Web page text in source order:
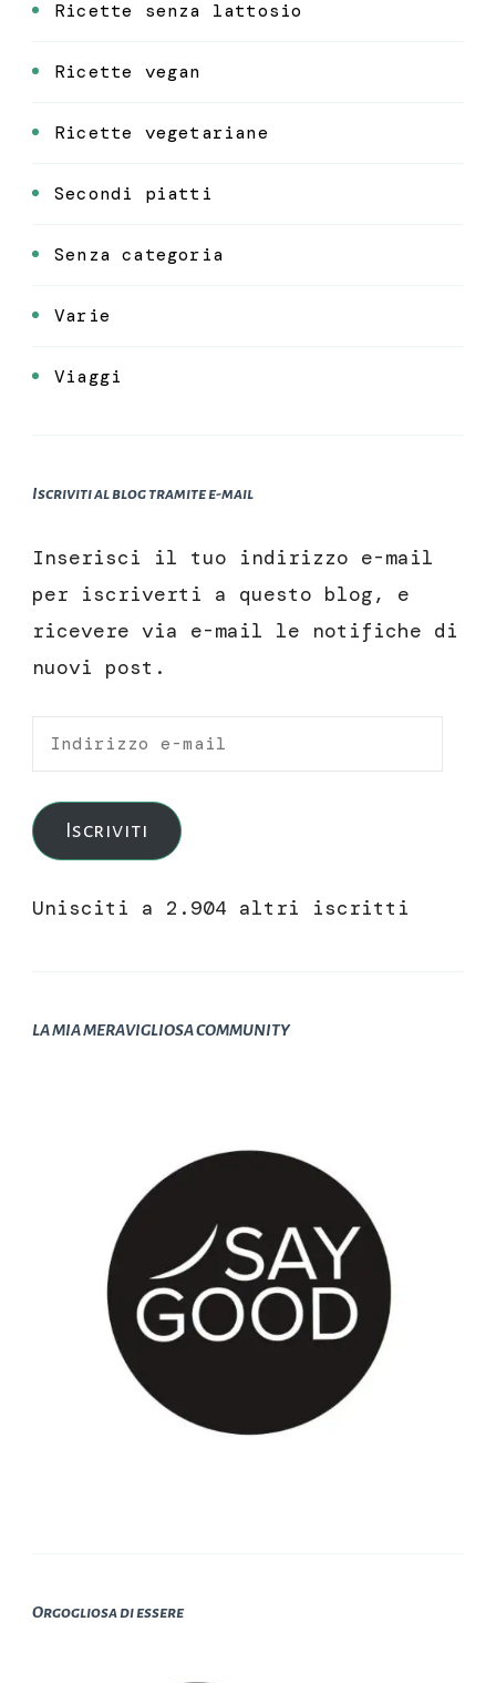
Ricette senza lattosio
Ricette vegan
Ricette vegetariane
Secondi piatti
Senza categoria
Varie
Viaggi
Iscriviti al blog tramite e-mail
Inserisci il tuo indirizzo e-mail
per iscriverti a questo blog, e
ricevere via e-mail le notifiche di
nuovi post.
Indirizzo
mail
Iscriviti
Unisciti a 2.904 altri iscritti
LA MIA MERAVIGLIOSA COMMUNITY
Orgogliosa di essere